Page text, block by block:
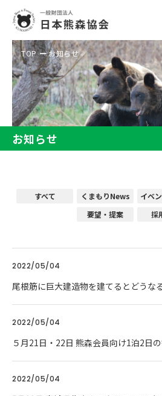
TOP お知らせ
お知らせ
すべて くまもりNews イベ
要望・提案
採
2022/05/04
尾根筋に巨大建造物を建てるとどうな
2022/05/04
５月21日・22日 熊森会員向け1泊2日
2022/05/04